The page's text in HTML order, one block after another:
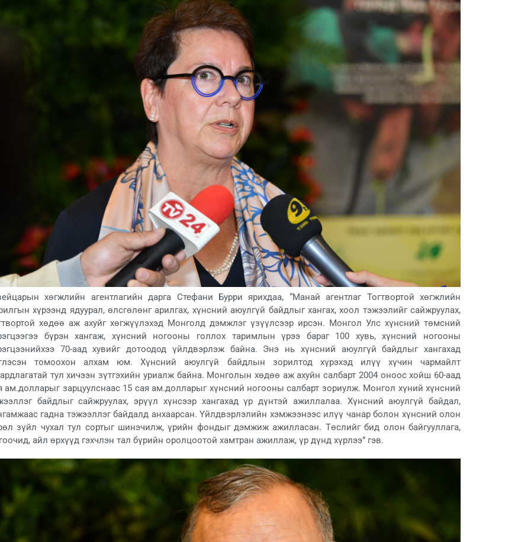
хөгжлийн агентлагийн дарга Стефани Бурри ярихдаа, “Манай агентлаг Тогтвортой хөгжлийн
хүрээнд ядуурал, өлсгөлөнг арилгах, хүнсний аюулгүй байдлыг хангах, хоол тэжээлийг сайжруулах,
хөдөө аж ахуйг хөгжүүлэхэд Монголд дэмжлэг үзүүлсээр ирсэн. Монгол Улс хүнсний төмсний
бүрэн хангаж, хүнсний ногооны голлох таримлын үрээ бараг 100 хувь, хүнсний ногооны
70-аад хувийг дотоодод үйлдвэрлэж байна. Энэ нь хүнсний аюулгүй байдлыг хангахад
томоохон алхам юм. Хүнсний аюулгүй байдлын зорилтод хүрэхэд илүү хүчин чармайлт
тул хичээн зүтгэхийн уриалж байна. Монголын хөдөө аж ахуйн салбарт 2004 оноос хойш 60-аад
ам.долларыг зарцуулснаас 15 сая ам.долларыг хүнсний ногооны салбарт зориулж. Монгол хүний хүнсний
байдлыг сайжруулах, эрүүл хүнсээр хангахад үр дүнтэй ажиллалаа. Хүнсний аюулгүй байдал,
гадна тэжээллэг байдалд анхаарсан. Үйлдвэрлэлийн хэмжээнээс илүү чанар болон хүнсний олон
зүйл чухал тул сортыг шинэчилж, үрийн фондыг дэмжиж ажилласан. Төслийг бид олон байгууллага,
айл өрхүүд гэхчлэн тал бүрийн оролцоотой хамтран ажиллаж, үр дүнд хүрлээ” гэв.